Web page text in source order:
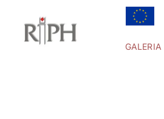
zawartości
GALERIA